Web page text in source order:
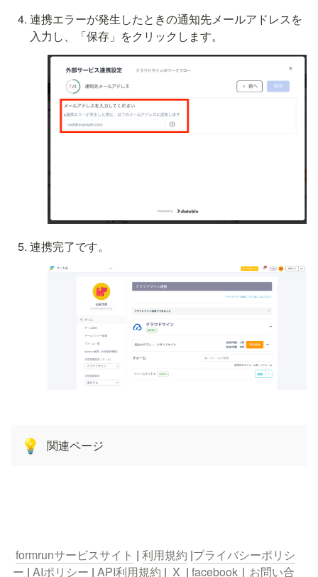
連携エラーが発生したときの通知先メールアドレスを
入力し、「保存」をクリックします。
連携完了です。
💡 関連ページ
formrunサービスサイト | 利用規約 |プライバシーポリシ
ー | AIポリシー | API利用規約 | X | facebook ｜ お問い合